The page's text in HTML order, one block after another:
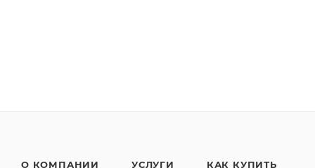
О КОМПАНИИ УСЛУГИ КАК КУПИТЬ